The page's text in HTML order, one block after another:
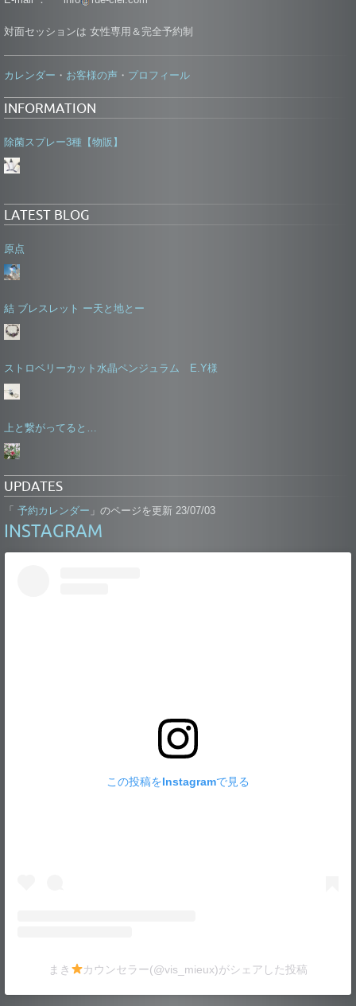
対面セッションは 女性専用＆完全予約制
カレンダー ・ お客様の声 ・ プロフィール
INFORMATION
除菌スプレー3種【物販】
LATEST BLOG
原点
結 ブレスレット ー天と地とー
ストロベリーカット水晶ペンジュラム E.Y様
上と繋がってると…
UPDATES
「 予約カレンダー 」のページを更新 23/07/03
INSTAGRAM
この投稿をInstagramで見る
まき カウンセラー(@vis_mieux)がシェアした投稿